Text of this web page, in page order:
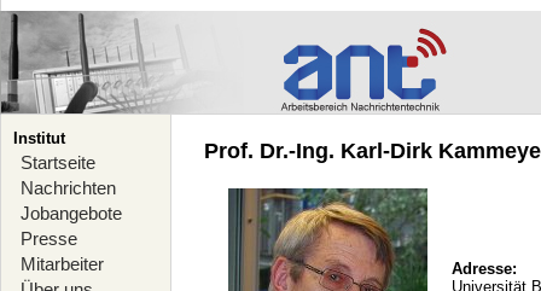
Institut
Startseite
Nachrichten
Jobangebote
Presse
Mitarbeiter
Prof. Dr.-Ing. Karl-Dirk
Adresse:
Universität